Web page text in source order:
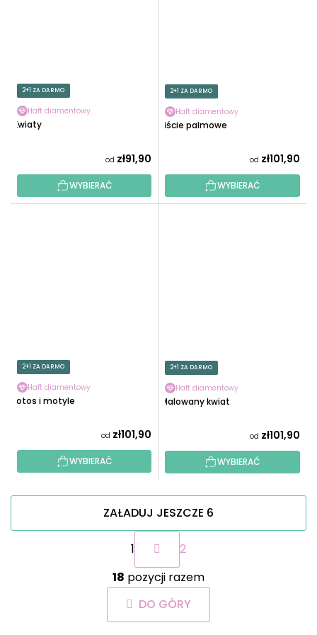
2+1 ZA DARMO
Haft diamentowy
Kwiaty
od zł91,90
WYBIERAĆ
2+1 ZA DARMO
Haft diamentowy
Liście palmowe
od zł101,90
WYBIERAĆ
2+1 ZA DARMO
Haft diamentowy
Lotos i motyle
od zł101,90
WYBIERAĆ
2+1 ZA DARMO
Haft diamentowy
Malowany kwiat
od zł101,90
WYBIERAĆ
K
o
n
t
r
ZAŁADUJ JESZCZE 6
P
a
g
i
n
a
c
1
2
18 pozycji razem
DO GÓRY